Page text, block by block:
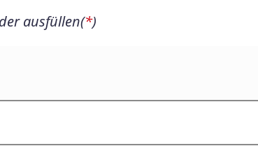
ausfüllen(*)